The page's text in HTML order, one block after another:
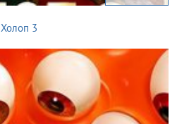
Холоп 3